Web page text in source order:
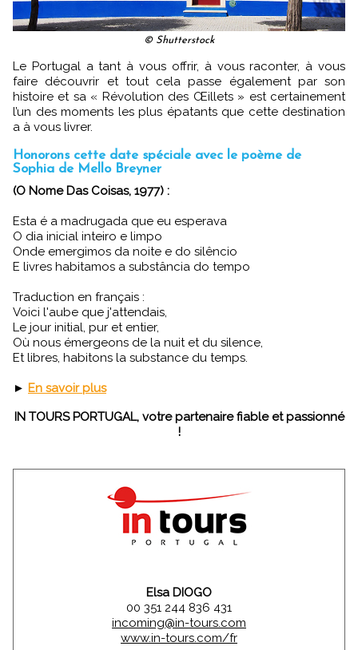
© Shutterstock
Le Portugal a tant à vous offrir, à vous raconter, à vous
faire découvrir et tout cela passe également par son
histoire et sa « Révolution des Œillets » est certainement
l’un des moments les plus épatants que cette destination
a à vous livrer.
Honorons cette date spéciale avec le poème de
Sophia de Mello Breyner
(O Nome Das Coisas, 1977) :
Esta é a madrugada que eu esperava
O dia inicial inteiro e limpo
Onde emergimos da noite e do silêncio
E livres habitamos a substância do tempo
Traduction en français :
Voici l'aube que j'attendais,
Le jour initial, pur et entier,
Où nous émergeons de la nuit et du silence,
Et libres, habitons la substance du temps.
► En savoir plus
IN TOURS PORTUGAL, votre partenaire fiable et passionné
!
Elsa DIOGO
00 351 244 836 431
incoming@in-tours.com
www.in-tours.com/fr